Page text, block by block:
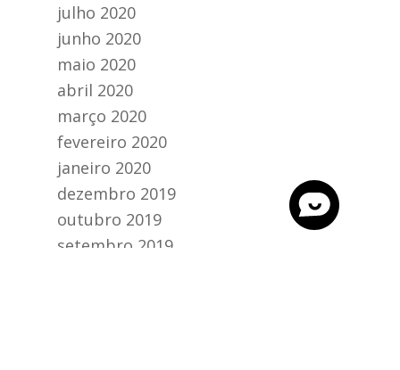
julho 2020
junho 2020
maio 2020
abril 2020
março 2020
fevereiro 2020
janeiro 2020
dezembro 2019
outubro 2019
setembro 2019